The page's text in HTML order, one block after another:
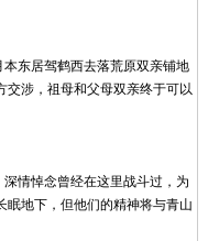
东居驾鹤西去落荒原双亲铺地
交涉，祖母和父母双亲终于可以
情悼念曾经在这里战斗过，为
地下，但他们的精神将与青山